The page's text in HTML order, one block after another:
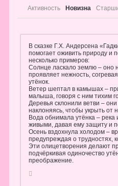
Активность Новизна
В сказке Г.Х. Андерсена
помогает оживить природу и
несколько примеров:
Солнце ласкало землю – оно
проявляет нежность,
утёнок.
Ветер шептал в камышах –
малыша, говоря с ним тихим
Деревья склонили ветви –
наклоняясь, чтобы укрыть от
Вода обнимала утёнка – река
живыми, давая ему защиту и
Осень вздохнула холодом –
предупреждая о трудностях,
Эти олицетворения делают
подчёркивая одиночество
преображение.